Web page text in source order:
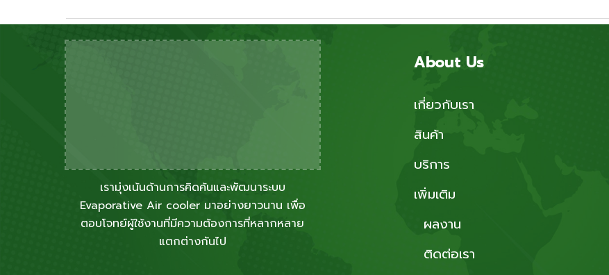
เรามุ่งเน้นด้านการคิดค้นและพัฒนาระบบ
Evaporative Air cooler มาอย่างยาวนาน เพื่อ
ตอบโจทย์ผู้ใช้งานที่มีความต้องการที่หลากหลาย
แตกต่างกันไป
About Us
เกี่ยวกับเรา
สินค้า
บริการ
เพิ่มเติม
ผลงาน
ติดต่อเรา